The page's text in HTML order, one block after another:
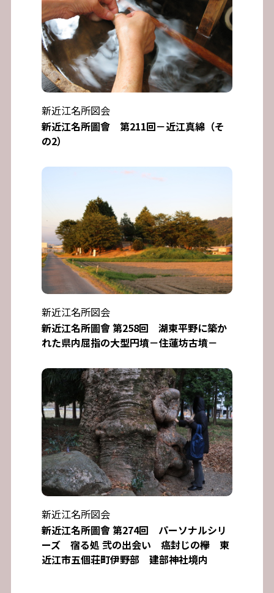
新近江名所図会
新近江名所圖會 第211回－近江真綿（そ
の2）
新近江名所図会
新近江名所圖會 第258回 湖東平野に築か
れた県内屈指の大型円墳－住蓮坊古墳－
新近江名所図会
新近江名所圖會 第274回 パーソナルシリ
ーズ 宿る処 弐の出会い 癌封じの欅 東
近江市五個荘町伊野部 建部神社境内